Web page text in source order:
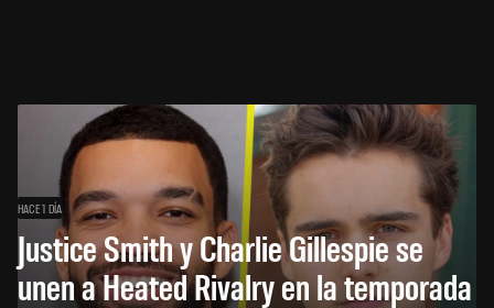
HACE 1 DÍA
Justice Smith y Charlie Gillespie se
unen a Heated Rivalry en la temporada